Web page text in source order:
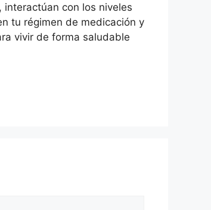
con los niveles
tu régimen de medicación y
vivir de forma saludable